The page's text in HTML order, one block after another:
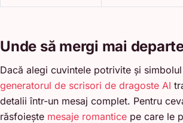
Unde să mergi mai
Dacă alegi cuvintele potrivite și
generatorul de scrisori de dragoste AI
detalii într-un mesaj complet. Pentru
răsfoiește mesaje romantice pe care le